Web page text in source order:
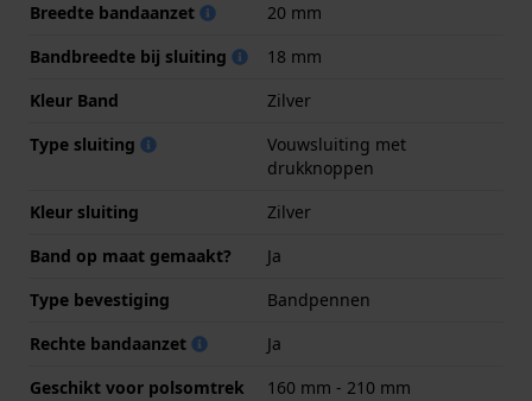
Breedte bandaanzet
20 mm
Bandbreedte bij sluiting
18 mm
Kleur Band
Zilver
Type sluiting
Vouwsluiting met
drukknoppen
Kleur sluiting
Zilver
Band op maat gemaakt?
Ja
Type bevestiging
Bandpennen
Rechte bandaanzet
Ja
Geschikt voor polsomtrek
160 mm - 210 mm